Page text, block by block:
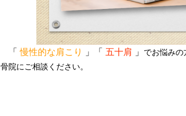
「慢性的な肩こり 」「 五十肩 」
でお悩み
骨院にご相談ください。